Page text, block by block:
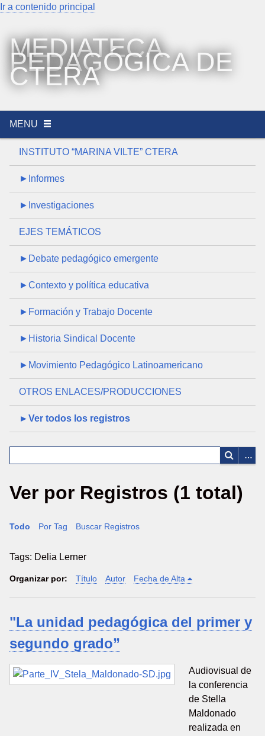
Ir a contenido principal
MEDIATECA
PEDAGÓGICA DE
CTERA
MENU
INSTITUTO “MARINA VILTE” CTERA
►Informes
►Investigaciones
EJES TEMÁTICOS
►Debate pedagógico emergente
►Contexto y política educativa
►Formación y Trabajo Docente
►Historia Sindical Docente
►Movimiento Pedagógico Latinoamericano
OTROS ENLACES/PRODUCCIONES
►Ver todos los registros
Ver por Registros (1 total)
Todo Por Tag Buscar Registros
Tags: Delia Lerner
Organizar por: Título Autor Fecha de Alta
"La unidad pedagógica del primer y
segundo grado”
Audiovisual de
la conferencia
de Stella
Maldonado
realizada en